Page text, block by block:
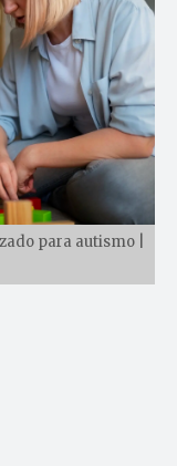
para autismo |